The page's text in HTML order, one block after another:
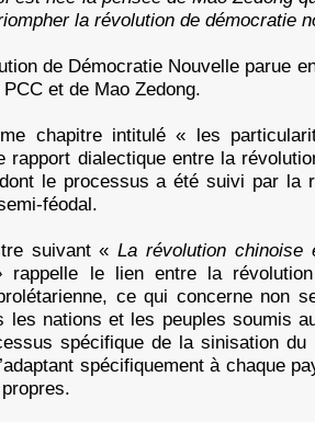
la révolution de démocratie
de Démocratie Nouvelle parue
et de Mao Zedong.
chapitre intitulé « les
rapport dialectique entre la
le processus a été suivi par la
féodal.
suivant « La révolution
rappelle le lien entre la
ce qui concerne non
les nations et les peuples soumis
spécifique de la sinisation
spécifiquement à chaque